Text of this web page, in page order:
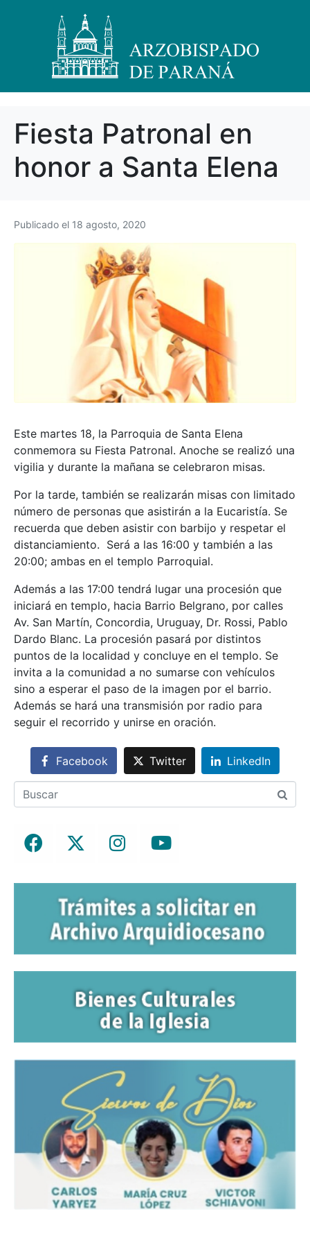
Fiesta Patronal en
honor a Santa Elena
Publicado el 18 agosto, 2020
Este martes 18, la Parroquia de Santa Elena
conmemora su Fiesta Patronal. Anoche se realizó una
vigilia y durante la mañana se celebraron misas.
Por la tarde, también se realizarán misas con limitado
número de personas que asistirán a la Eucaristía. Se
recuerda que deben asistir con barbijo y respetar el
distanciamiento. Será a las 16:00 y también a las
20:00; ambas en el templo Parroquial.
Además a las 17:00 tendrá lugar una procesión que
iniciará en templo, hacia Barrio Belgrano, por calles
Av. San Martín, Concordia, Uruguay, Dr. Rossi, Pablo
Dardo Blanc. La procesión pasará por distintos
puntos de la localidad y concluye en el templo. Se
invita a la comunidad a no sumarse con vehículos
sino a esperar el paso de la imagen por el barrio.
Además se hará una transmisión por radio para
seguir el recorrido y unirse en oración.
Facebook Twitter LinkedIn